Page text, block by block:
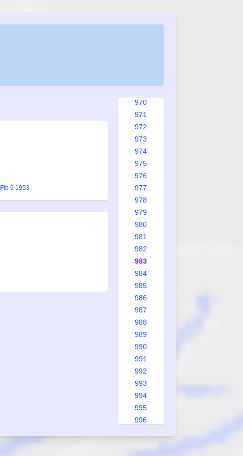
Ftb 9 1953
970
971
972
973
974
975
976
977
978
979
980
981
982
983
984
985
986
987
988
989
990
991
992
993
994
995
996